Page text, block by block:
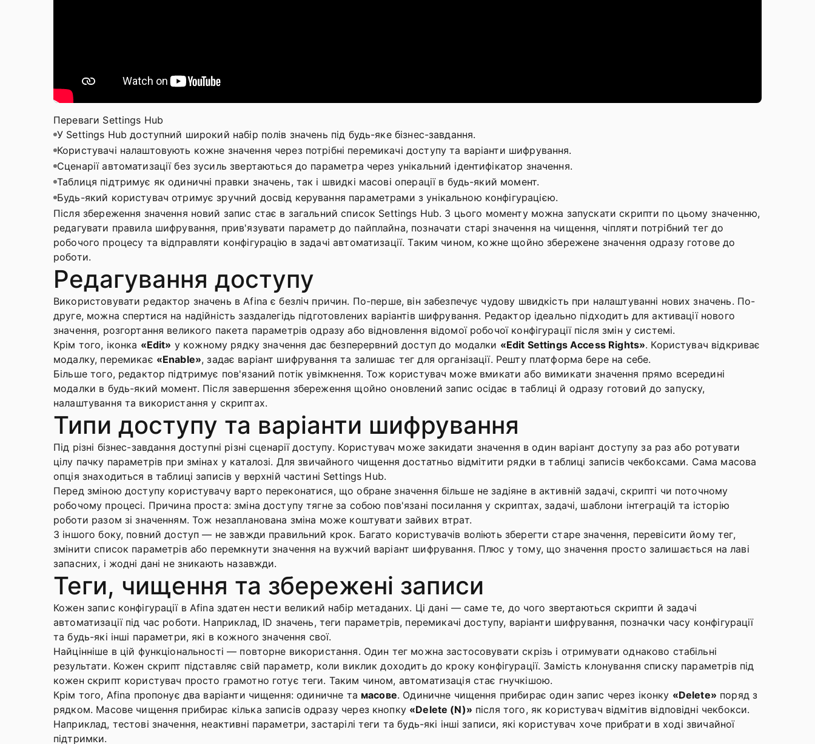
Переваги Settings Hub
У Settings Hub доступний широкий набір полів значень під будь-яке бізнес-завдання.
Користувачі налаштовують кожне значення через потрібні перемикачі доступу та варіанти шифрування.
Сценарії автоматизації без зусиль звертаються до параметра через унікальний ідентифікатор значення.
Таблиця підтримує як одиничні правки значень, так і швидкі масові операції в будь-який момент.
Будь-який користувач отримує зручний досвід керування параметрами з унікальною конфігурацією.
Після збереження значення новий запис стає в загальний список Settings Hub. З цього моменту можна запускати скрипти по цьому значенню,
редагувати правила шифрування, прив'язувати параметр до пайплайна, позначати старі значення на чищення, чіпляти потрібний тег до
робочого процесу та відправляти конфігурацію в задачі автоматизації. Таким чином, кожне щойно збережене значення одразу готове до
роботи.
Редагування доступу
Використовувати редактор значень в Afina є безліч причин. По-перше, він забезпечує чудову швидкість при налаштуванні нових значень. По-
друге, можна спертися на надійність заздалегідь підготовлених варіантів шифрування. Редактор ідеально підходить для активації нового
значення, розгортання великого пакета параметрів одразу або відновлення відомої робочої конфігурації після змін у системі.
Крім того, іконка «Edit» у кожному рядку значення дає безперервний доступ до модалки «Edit Settings Access Rights». Користувач відкриває
модалку, перемикає «Enable», задає варіант шифрування та залишає тег для організації. Решту платформа бере на себе.
Більше того, редактор підтримує пов'язаний потік увімкнення. Тож користувач може вмикати або вимикати значення прямо всередині
модалки в будь-який момент. Після завершення збереження щойно оновлений запис осідає в таблиці й одразу готовий до запуску,
налаштування та використання у скриптах.
Типи доступу та варіанти шифрування
Під різні бізнес-завдання доступні різні сценарії доступу. Користувач може закидати значення в один варіант доступу за раз або ротувати
цілу пачку параметрів при змінах у каталозі. Для звичайного чищення достатньо відмітити рядки в таблиці записів чекбоксами. Сама масова
опція знаходиться в таблиці записів у верхній частині Settings Hub.
Перед зміною доступу користувачу варто переконатися, що обране значення більше не задіяне в активній задачі, скрипті чи поточному
робочому процесі. Причина проста: зміна доступу тягне за собою пов'язані посилання у скриптах, задачі, шаблони інтеграцій та історію
роботи разом зі значенням. Тож незапланована зміна може коштувати зайвих втрат.
З іншого боку, повний доступ — не завжди правильний крок. Багато користувачів воліють зберегти старе значення, перевісити йому тег,
змінити список параметрів або перемкнути значення на вужчий варіант шифрування. Плюс у тому, що значення просто залишається на лаві
запасних, і жодні дані не зникають назавжди.
Теги, чищення та збережені записи
Кожен запис конфігурації в Afina здатен нести великий набір метаданих. Ці дані — саме те, до чого звертаються скрипти й задачі
автоматизації під час роботи. Наприклад, ID значень, теги параметрів, перемикачі доступу, варіанти шифрування, позначки часу конфігурації
та будь-які інші параметри, які в кожного значення свої.
Найцінніше в цій функціональності — повторне використання. Один тег можна застосовувати скрізь і отримувати однаково стабільні
результати. Кожен скрипт підставляє свій параметр, коли виклик доходить до кроку конфігурації. Замість клонування списку параметрів під
кожен скрипт користувач просто грамотно готує теги. Таким чином, автоматизація стає гнучкішою.
Крім того, Afina пропонує два варіанти чищення: одиничне та масове. Одиничне чищення прибирає один запис через іконку «Delete» поряд з
рядком. Масове чищення прибирає кілька записів одразу через кнопку «Delete (N)» після того, як користувач відмітив відповідні чекбокси.
Наприклад, тестові значення, неактивні параметри, застарілі теги та будь-які інші записи, які користувач хоче прибрати в ході звичайної
підтримки.